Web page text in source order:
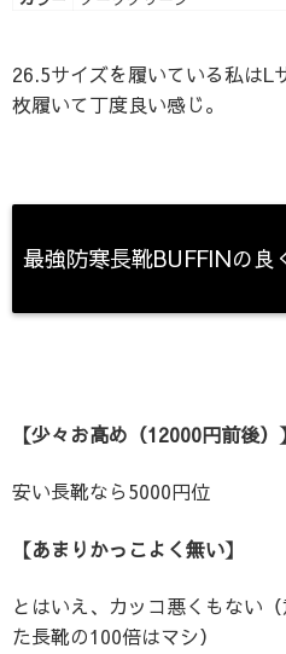
26.5サイズを履いている私はL
枚履いて丁度良い感じ。
最強防寒長靴BUFFINの良
【少々お高め（12000円前後）】
安い長靴なら5000円位
【あまりかっこよく無い】
とはいえ、カッコ悪くもない
た長靴の100倍はマシ）